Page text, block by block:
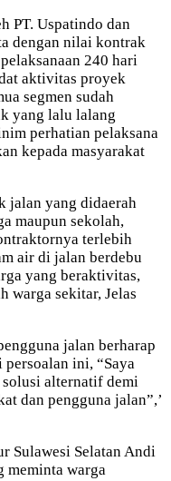
PT. Uspatindo dan
dengan nilai kontrak
240 hari
aktivitas proyek
segmen sudah
yang lalu lalang
perhatian pelaksana
kepada masyarakat
jalan yang didaerah
maupun sekolah,
terlebih
air di jalan berdebu
yang beraktivitas,
warga sekitar, Jelas
jalan berharap
ini, “Saya
alternatif demi
dan pengguna jalan”,’
Sulawesi Selatan Andi
meminta warga